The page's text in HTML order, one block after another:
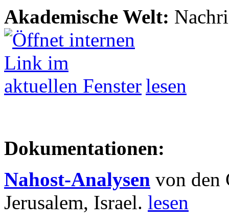
Akademische Welt:
lesen
Dokumentationen:
Nahost-Analysen von den
Jerusalem, Israel. lesen